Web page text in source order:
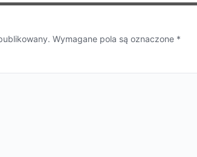
Wymagane pola są oznaczone *